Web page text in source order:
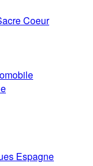
Coeur
Espagne